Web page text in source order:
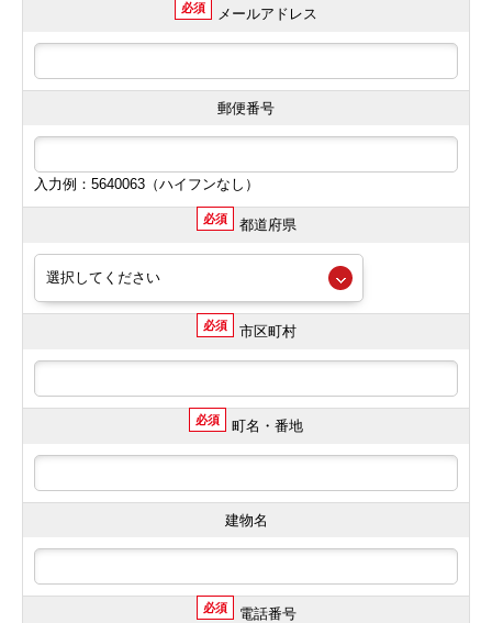
必須 メールアドレス
郵便番号
入力例：5640063（ハイフンなし）
必須 都道府県
必須 市区町村
必須 町名・番地
建物名
必須 電話番号